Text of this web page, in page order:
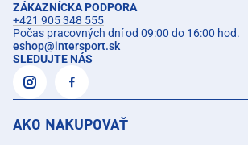
ZÁKAZNÍCKA PODPORA
+421 905 348 555
Počas pracovných dní od 09:00 do 16:00 hod.
eshop@intersport.sk
SLEDUJTE NÁS
AKO NAKUPOVAŤ